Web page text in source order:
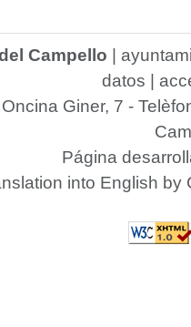
Campello
datos
Giner, 7 -
Página
into English by